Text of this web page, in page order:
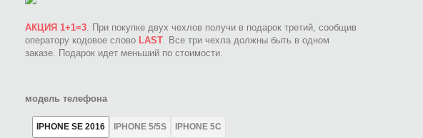
АКЦИЯ 1+1=3. При покупке двух чехлов получи в подарок третий, сообщив
оператору кодовое слово LAST. Все три чехла должны быть в одном
заказе. Подарок идет меньший по стоимости.
модель телефона
IPHONE SE 2016 IPHONE 5/5S IPHONE 5C